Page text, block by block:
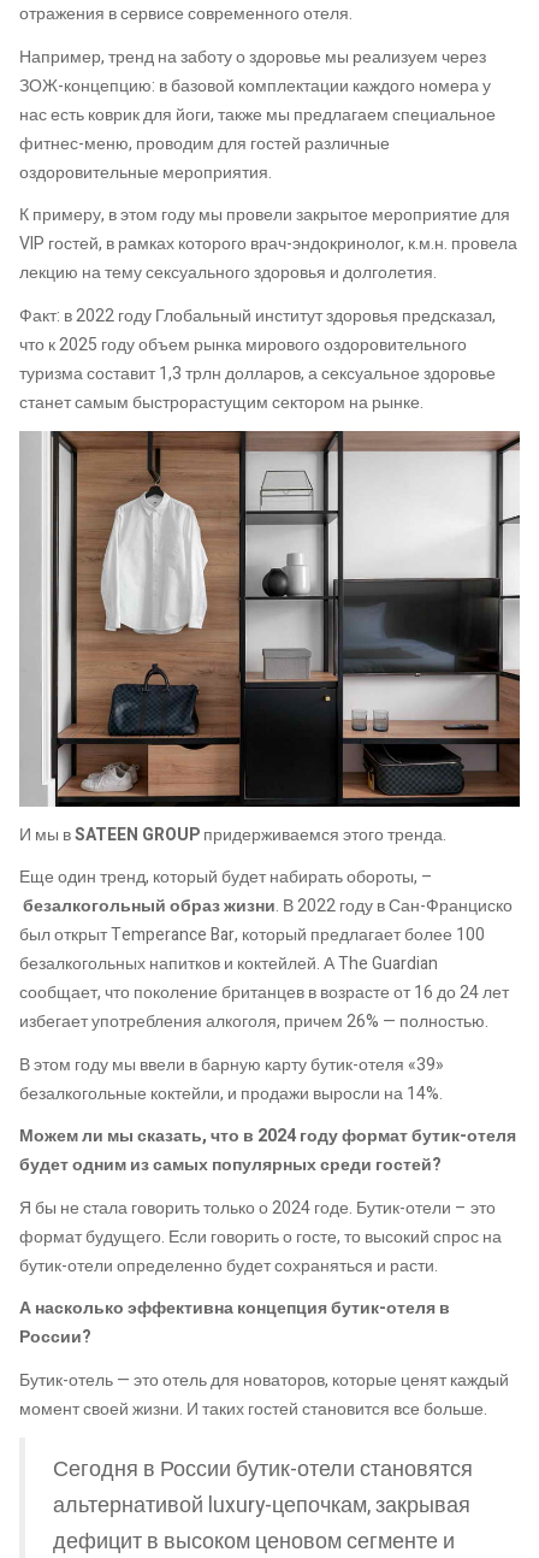
отражения в сервисе современного отеля.
Например, тренд на заботу о здоровье мы реализуем через
ЗОЖ-концепцию: в базовой комплектации каждого номера у
нас есть коврик для йоги, также мы предлагаем специальное
фитнес-меню, проводим для гостей различные
оздоровительные мероприятия.
К примеру, в этом году мы провели закрытое мероприятие для
VIP гостей, в рамках которого врач-эндокринолог, к.м.н. провела
лекцию на тему сексуального здоровья и долголетия.
Факт: в 2022 году Глобальный институт здоровья предсказал,
что к 2025 году объем рынка мирового оздоровительного
туризма составит 1,3 трлн долларов, а сексуальное здоровье
станет самым быстрорастущим сектором на рынке.
И мы вSATEEN GROUPпридерживаемся этого тренда.
Еще один тренд, который будет набирать обороты, –
безалкогольный образ жизни. В 2022 году в Сан-Франциско
был открыт Temperance Bar, который предлагает более 100
безалкогольных напитков и коктейлей. А The Guardian
сообщает, что поколение британцев в возрасте от 16 до 24 лет
избегает употребления алкоголя, причем 26% — полностью.
В этом году мы ввели в барную карту бутик-отеля «39»
безалкогольные коктейли, и продажи выросли на 14%.
Можем ли мы сказать, что в 2024 году формат бутик-отеля
будет одним из самых популярных среди гостей?
Я бы не стала говорить только о 2024 годе. Бутик-отели – это
формат будущего. Если говорить о госте, то высокий спрос на
бутик-отели определенно будет сохраняться и расти.
А насколько эффективна концепция бутик-отеля в
России?
Бутик-отель — это отель для новаторов, которые ценят каждый
момент своей жизни. И таких гостей становится все больше.
Сегодня в России бутик-отели становятся
альтернативой luxury-цепочкам, закрывая
дефицит в высоком ценовом сегменте и